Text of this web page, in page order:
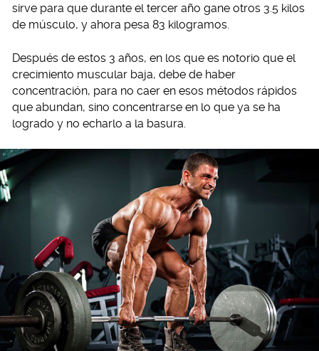
sirve para que durante el tercer año gane otros 3.5 kilos
de músculo, y ahora pesa 83 kilogramos.
Después de estos 3 años, en los que es notorio que el
crecimiento muscular baja, debe de haber
concentración, para no caer en esos métodos rápidos
que abundan, sino concentrarse en lo que ya se ha
logrado y no echarlo a la basura.